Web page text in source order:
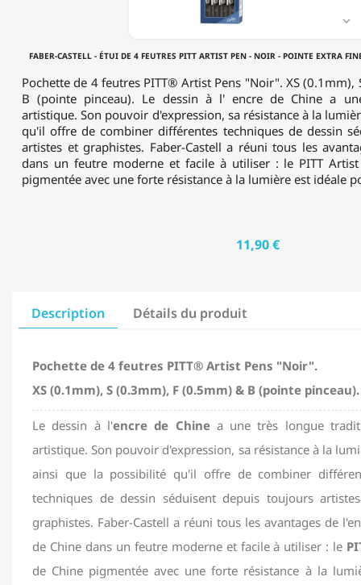
EXTRA
FINE,
SUPERFINE,
FINE
ET
PINCEAU
FABER-CASTELL - ÉTUI DE 4 FEUTRES PITT ARTIST PEN - NOIR - POINTE EXTRA

Pochette de 4 feutres PITT® Artist Pens "Noir". XS
B (pointe pinceau). Le dessin à l' encre de Chine a
artistique. Son pouvoir d'expression, sa résistance à la
qu'il offre de combiner différentes techniques de dessin
artistes et graphistes. Faber-Castell a réuni tous les
dans un feutre moderne et facile à utiliser : le PITT Artist
pigmentée avec une forte résistance à la lumière est idéale
11,90 €
Description Détails du produit
Pochette de 4 feutres PITT® Artist Pens "Noir".
XS (0.1mm), S (0.3mm), F (0.5mm) & B (pointe pinceau).
Le dessin à l'encre de Chinea une très longue
artistique. Son pouvoir d'expression, sa résistance à la
ainsi que la possibilité qu'il offre de combiner
techniques de dessin séduisent depuis toujours
graphistes. Faber-Castell a réuni tous les avantages de
de Chine dans un feutre moderne et facile à utiliser : le
de Chine pigmentée avec une forte résistance à la